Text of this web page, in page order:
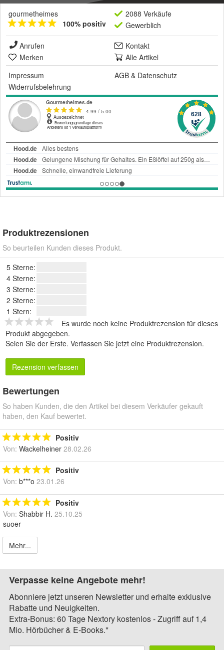
gourmetheimes
100% positiv
2088 Verkäufe
Gewerblich
Anrufen
Kontakt
Merken
Alle Artikel
Impressum
AGB & Datenschutz
Widerrufsbelehrung
Produktrezensionen
So beurteilen Kunden dieses Produkt.
5 Sterne:
4 Sterne:
3 Sterne:
2 Sterne:
1 Stern:
Es wurde noch keine Produktrezension für dieses
Produkt abgegeben.
Seien Sie der Erste. Verfassen Sie jetzt eine Produktrezension.
Rezension verfassen
Bewertungen
So haben Kunden, die den Artikel bei diesem Verkäufer gekauft
haben, den Kauf bewertet.
Positiv
Von: Wackelheiner 28.02.26
Positiv
Von: b***o 23.01.26
Positiv
Von: Shabbir H. 25.10.25
suoer
Mehr...
Verpasse keine Angebote mehr!
Abonniere jetzt unseren Newsletter und erhalte exklusive
Rabatte und Neuigkeiten.
Extra-Bonus: 60 Tage Nextory kostenlos - Zugriff auf 1,4
Mio. Hörbücher & E-Books.*